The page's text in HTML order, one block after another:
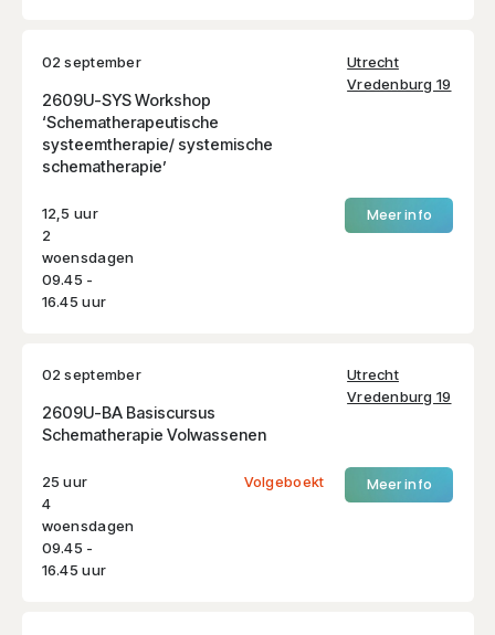
02 september
Utrecht
Vredenburg 19
2609U-SYS Workshop
‘Schematherapeutische
systeemtherapie/ systemische
schematherapie’
12,5 uur
2
woensdagen
09.45 -
16.45 uur
Meer info
02 september
Utrecht
Vredenburg 19
2609U-BA Basiscursus
Schematherapie Volwassenen
25 uur
4
woensdagen
09.45 -
16.45 uur
Meer info
Volgeboekt